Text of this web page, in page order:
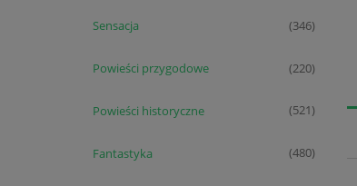
Sensacja (346)
Powieści przygodowe (220)
Powieści historyczne (521)
Fantastyka (480)